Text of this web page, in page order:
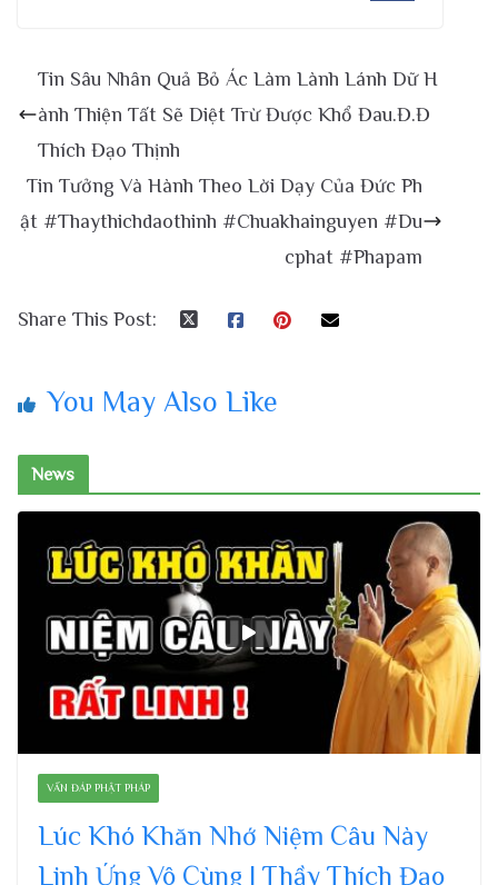
Tin Sâu Nhân Quả Bỏ Ác Làm Lành Lánh Dữ H
ành Thiện Tất Sẽ Diệt Trừ Được Khổ Đau.Đ.Đ
Thích Đạo Thịnh
Tin Tưởng Và Hành Theo Lời Dạy Của Đức Ph
ật #Thaythichdaothinh #Chuakhainguyen #Du
cphat #Phapam
Share This Post:
You May Also Like
News
VẤN ĐÁP PHẬT PHÁP
Lúc Khó Khăn Nhớ Niệm Câu Này
Linh Ứng Vô Cùng | Thầy Thích Đạo